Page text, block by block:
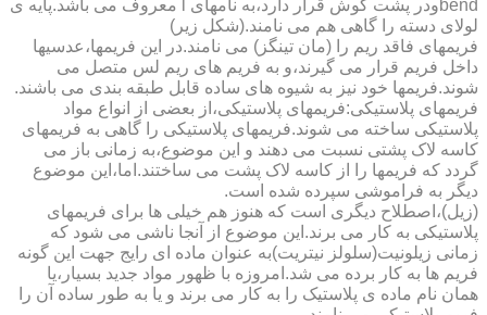
bendودر پشت گوش قرار دارد،به نامهای l معروف می باشد.پایه ی
لولای دسته را گاهی هم می نامند.(شکل زیر)
فریمهای فاقد ریم را (مان تینگز) می نامند.در این فریمها،عدسیها
داخل فریم قرار می گیرند،و به فریم های ریم لس متصل می
شوند.فریمها خود نیز به شیوه های ساده قابل طبقه بندی می باشند.
فریمهای پلاستیکی:فریمهای پلاستیکی،از بعضی از انواع مواد
پلاستیکی ساخته می شوند.فریمهای پلاستیکی را گاهی به فریمهای
کاسه لاک پشتی نسبت می دهند و این موضوع،به زمانی باز می
گردد که فریمها را از کاسه لاک پشت می ساختند.اما،این موضوع
دیگر به فراموشی سپرده شده است.
(زیل)،اصطلاح دیگری است که هنوز هم خیلی ها برای فریمهای
پلاستیکی به کار می برند.این موضوع از آنجا ناشی می شود که
زمانی زیلونیت(سلولز نیتریت)به عنوان ماده ای رایج جهت این گونه
فریم ها به کار برده می شد.امروزه با ظهور مواد جدید بسیار،یا
همان نام ماده ی پلاستیک را به کار می برند و یا به طور ساده آن را